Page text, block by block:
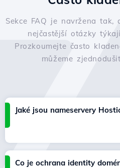
Sekce FAQ je navržena tak,
nejčastější otázky
Prozkoumejte často
můžeme
Jaké jsou nameservery
Co je ochrana identity